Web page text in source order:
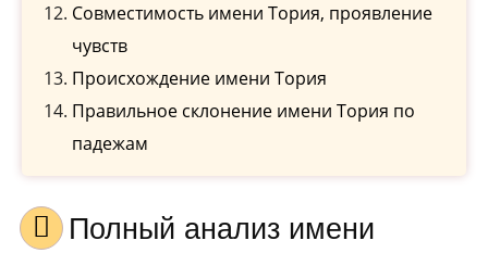
Совместимость имени Тория, проявление
чувств
Происхождение имени Тория
Правильное склонение имени Тория по
падежам
Полный анализ имени